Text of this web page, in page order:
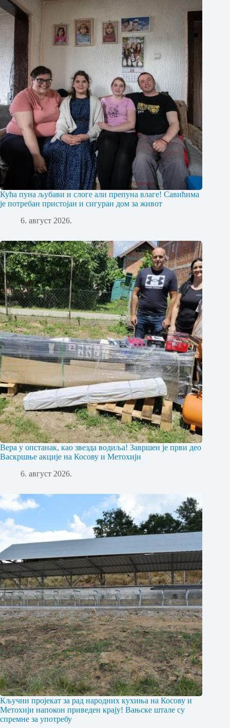
Кућа пуна љубави и слоге али препуна влаге! Савићима
је потребан пристојан и сигуран дом за живот
6. август 2026.
Вера у опстанак, као звезда водиља! Завршен је први део
Васкршње акције на Косову и Метохији
6. август 2026.
Кључни пројекат за рад народних кухиња на Косову и
Метохији напокон приведен крају! Вањске штале су
спремне за употребу